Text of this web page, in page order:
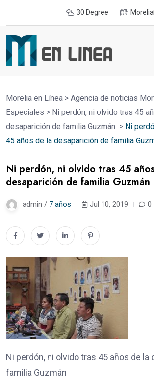
30 Degree Morelia
Morelia en Línea > Agencia de noticias
Especiales > Ni perdón, ni olvido tras 45
desaparición de familia Guzmán > Ni
45 años de la desaparición de familia
Ni perdón, ni olvido tras 45
desaparición de familia Guzmán
admin / 7 años Jul 10, 2019 0
Ni perdón, ni olvido tras 45 años de la
familia Guzmán